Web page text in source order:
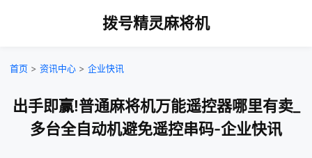
拨号精灵麻将机
首页 > 资讯中心 > 企业快讯
出手即赢!普通麻将机万能遥控器哪里有卖_
多台全自动机避免遥控串码-企业快讯